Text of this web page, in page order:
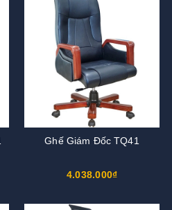
Ghế Giám Đốc TQ41
4.038.000₫